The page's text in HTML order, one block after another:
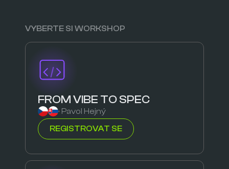
VYBERTE SI WORKSHOP
FROM VIBE TO SPEC
· Pavol Hejný
REGISTROVAT SE